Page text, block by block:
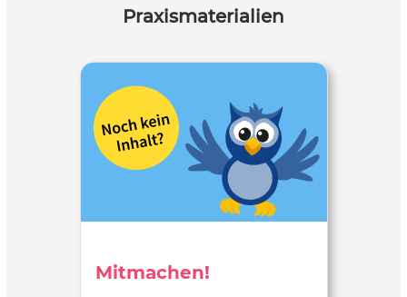
Praxismaterialien
Mitmachen!